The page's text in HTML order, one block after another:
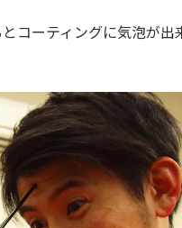
コーティングに気泡が出